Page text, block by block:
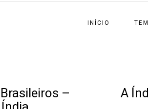
INÍCIO
–
A